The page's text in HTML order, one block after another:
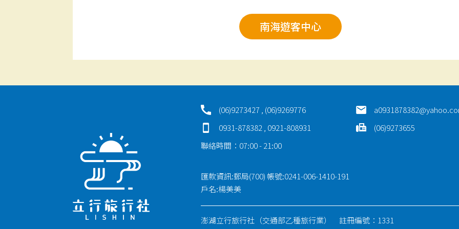
南海遊客中心
(06)9273427 , (06)9269776
0931-878382 , 0921-808931
(06)9273655
聯絡時間：07:00 - 21:00
匯款資訊:郵局(700) 帳號:0241-006-1410-191
戶名:楊美美
澎湖立行旅行社（交通部乙種旅行業） 註冊編號：1331